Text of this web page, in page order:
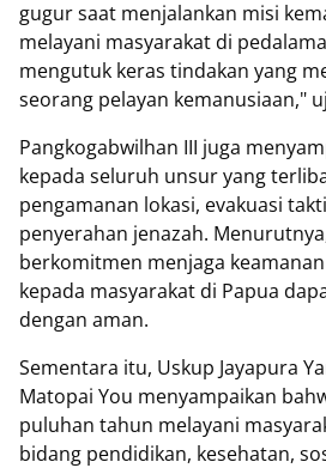
gugur saat menjalankan misi
melayani masyarakat di
mengutuk keras tindakan yang
seorang pelayan kemanusiaan,"
Pangkogabwilhan III juga
kepada seluruh unsur yang
pengamanan lokasi, evakuasi
penyerahan jenazah.
berkomitmen menjaga
kepada masyarakat di Papua
dengan aman.
Sementara itu, Uskup Jayapura
Matopai You menyampaikan
puluhan tahun melayani
bidang pendidikan, kesehatan,